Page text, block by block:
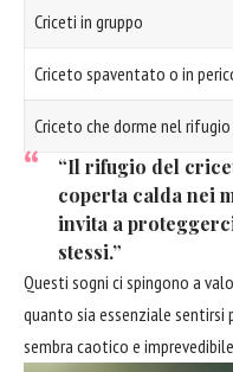
Criceti in gruppo
Criceto spaventato o in
Criceto che dorme nel rifugio
“Il rifugio del
coperta calda nei
invita a
stessi.”
Questi sogni ci spingono a
quanto sia essenziale
sembra caotico e